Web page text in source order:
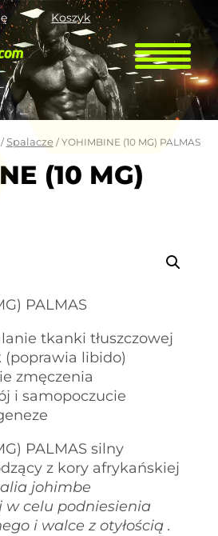
Koszyk
/Spalacze/ YOHIMBINE (10 MG) PALMAS
(10 MG)
PALMAS
tkanki tłuszczowej
(poprawia libido)
zmęczenia
i samopoczucie
PALMAS silny
z kory afrykańskiej
johimbe
w celu podniesienia
i walce z otyłością .